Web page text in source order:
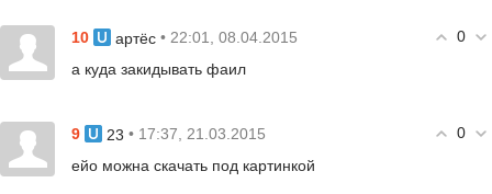
0
10 артёс • 22:01, 08.04.2015
а куда закидывать фаил
0
9 23 • 17:37, 21.03.2015
ейо можна скачать под картинкой